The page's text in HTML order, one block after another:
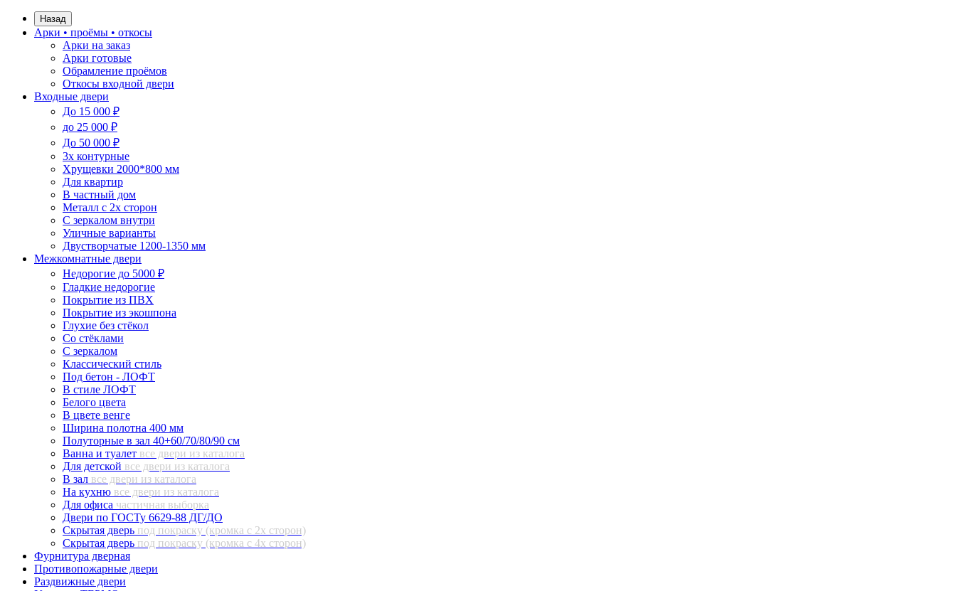
Назад
Арки • проёмы • откосы
Арки на заказ
Арки готовые
Обрамление проёмов
Откосы входной двери
Входные двери
До 15 000 ₽
до 25 000 ₽
До 50 000 ₽
3х контурные
Хрущевки 2000*800 мм
Для квартир
В частный дом
Металл с 2х сторон
С зеркалом внутри
Уличные варианты
Двустворчатые 1200-1350 мм
Межкомнатные двери
Недорогие до 5000 ₽
Гладкие недорогие
Покрытие из ПВХ
Покрытие из экошпона
Глухие без стёкол
Со стёклами
С зеркалом
Классический стиль
Под бетон - ЛОФТ
В стиле ЛОФТ
Белого цвета
В цвете венге
Ширина полотна 400 мм
Полуторные в зал 40+60/70/80/90 см
Ванна и туалет все двери из каталога
Для детской все двери из каталога
В зал все двери из каталога
На кухню все двери из каталога
Для офиса частичная выборка
Двери по ГОСТу 6629-88 ДГ/ДО
Скрытая дверь под покраску (кромка с 2х сторон)
Скрытая дверь под покраску (кромка с 4х сторон)
Фурнитура дверная
Противопожарные двери
Раздвижные двери